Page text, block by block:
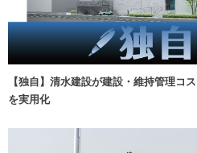
【独自】清水建設が建設・維持管理コ
を実用化